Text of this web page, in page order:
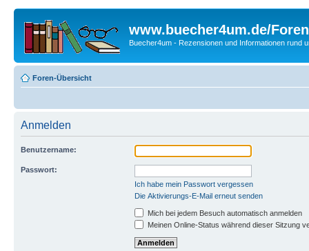
www.buecher4um.de/Foren
Buecher4um - Rezensionen und Informationen rund
Foren-Übersicht
Anmelden
Benutzername:
Passwort:
Ich habe mein Passwort vergessen
Die Aktivierungs-E-Mail erneut senden
Mich bei jedem Besuch automatisch anmelden
Meinen Online-Status während dieser Sitzung